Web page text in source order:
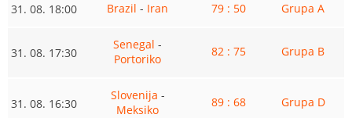
31. 08. 18:00 Brazil - Iran 79 : 50 Grupa A
31. 08. 17:30
Senegal -
Portoriko
82 : 75 Grupa B
31. 08. 16:30
Slovenija -
Meksiko
89 : 68 Grupa D